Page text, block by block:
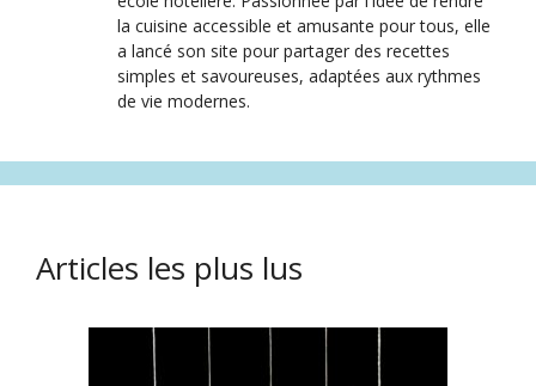
la cuisine accessible et amusante pour tous, elle
a lancé son site pour partager des recettes
simples et savoureuses, adaptées aux rythmes
de vie modernes.
Articles les plus lus